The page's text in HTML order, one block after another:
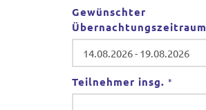
Gewünschter
Übernachtungszeitraum
Teilnehmer insg. *